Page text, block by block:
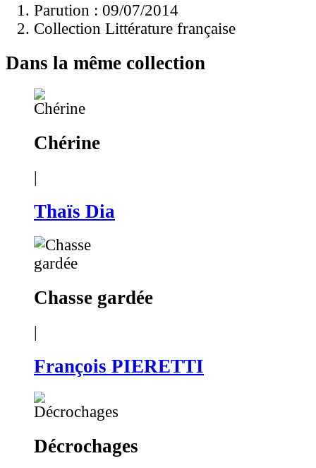
Parution : 09/07/2014
Collection Littérature française
Dans la même collection
Chérine
|
Thaïs Dia
Chasse gardée
|
François PIERETTI
Décrochages